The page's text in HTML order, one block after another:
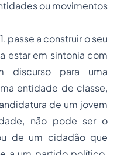
ou movimentos
passe a construir o seu
estar em sintonia com
discurso para uma
entidade de classe,
de um jovem
não pode ser o
de um cidadão que